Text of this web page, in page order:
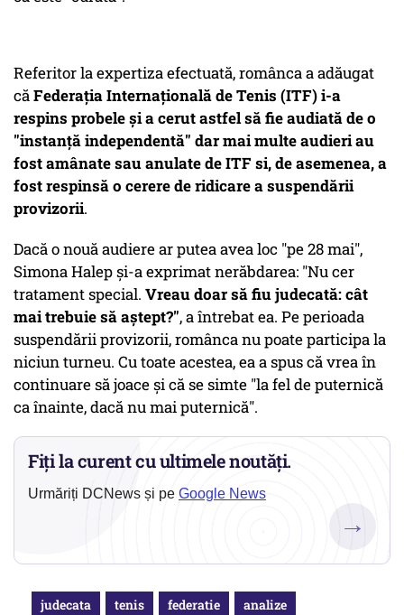
Referitor la expertiza efectuată, românca a adăugat
căFederaţia Internaţională de Tenis (ITF) i-a
respins probele și a cerut astfel să fie audiată de o
"instanţă independentă" dar mai multe audieri au
fost amânate sau anulate de ITF si, de asemenea, a
fost respinsă o cerere de ridicare a suspendării
provizorii.
Dacă o nouă audiere ar putea avea loc "pe 28 mai",
Simona Halep şi-a exprimat nerăbdarea: "Nu cer
tratament special. Vreau doar să fiu judecată: cât
mai trebuie să aştept?", a întrebat ea. Pe perioada
suspendării provizorii, românca nu poate participa la
niciun turneu. Cu toate acestea, ea a spus că vrea în
continuare să joace şi că se simte "la fel de puternică
ca înainte, dacă nu mai puternică".
Fiți la curent cu ultimele noutăți.
Urmăriți DCNews și pe Google News
→
judecata tenis federatie analize